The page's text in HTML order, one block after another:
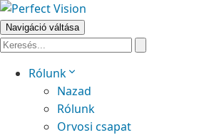
Navigáció váltása
Rólunk
Nazad
Rólunk
Orvosi csapat